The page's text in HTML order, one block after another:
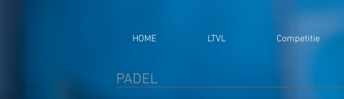
HOME LTVL Competitie
PADEL